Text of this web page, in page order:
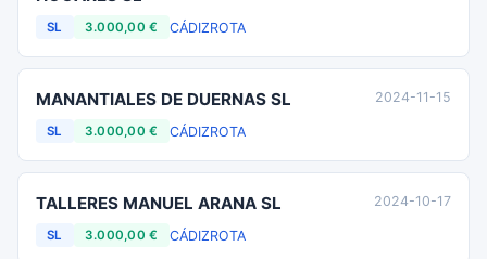
SL 3.000,00 € CÁDIZROTA
MANANTIALES DE DUERNAS SL
SL 3.000,00 € CÁDIZROTA
2024-11-15
TALLERES MANUEL ARANA SL
SL 3.000,00 € CÁDIZROTA
2024-10-17